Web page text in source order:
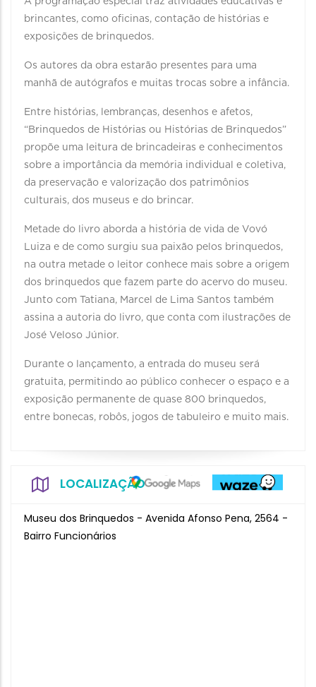
brincantes, como oficinas, contação de histórias e
exposições de brinquedos.
Os autores da obra estarão presentes para uma
manhã de autógrafos e muitas trocas sobre a infância.
Entre histórias, lembranças, desenhos e afetos,
“Brinquedos de Histórias ou Histórias de Brinquedos”
propõe uma leitura de brincadeiras e conhecimentos
sobre a importância da memória individual e coletiva,
da preservação e valorização dos patrimônios
culturais, dos museus e do brincar.
Metade do livro aborda a história de vida de Vovó
Luiza e de como surgiu sua paixão pelos brinquedos,
na outra metade o leitor conhece mais sobre a origem
dos brinquedos que fazem parte do acervo do museu.
Junto com Tatiana, Marcel de Lima Santos também
assina a autoria do livro, que conta com ilustrações de
José Veloso Júnior.
Durante o lançamento, a entrada do museu será
gratuita, permitindo ao público conhecer o espaço e a
exposição permanente de quase 800 brinquedos,
entre bonecas, robôs, jogos de tabuleiro e muito mais.
LOCALIZAÇÃO
Museu dos Brinquedos - Avenida Afonso Pena, 2564 -
Bairro Funcionários